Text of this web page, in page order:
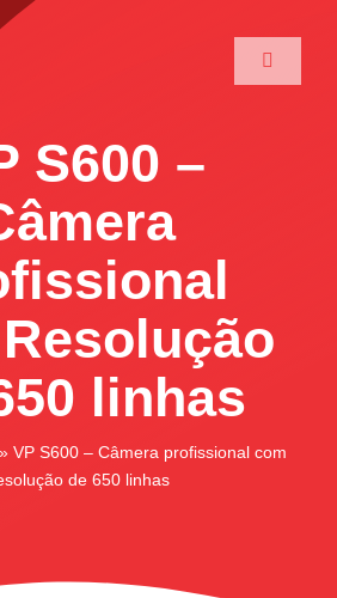
Toggle
Serviços
Soluções
S600 –
linhas
»VP S600 – Câmera profissional com
de 650 linhas